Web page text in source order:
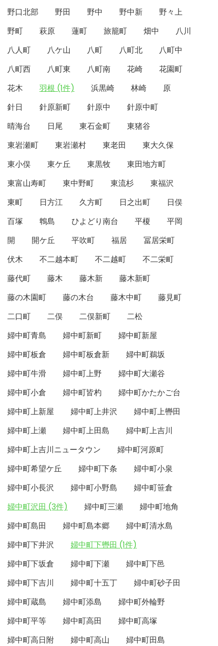
野口北部 野田 野中 野中新
野々上
野町
萩原 蓮町 旅籠町 畑中
八川
八人町
八ケ山 八町 八町北
八町中
八町西
八町東 八町南 花崎
花園町
花木
羽根 (1件) 浜黒崎 林崎
原
針日
針原新町 針原中
針原中町
晴海台
日尾 東石金町
東猪谷
東岩瀬町
東岩瀬村 東老田
東大久保
東小俣
東ケ丘 東黒牧
東田地方町
東富山寿町
東中野町 東流杉
東福沢
東町
日方江 久方町 日之出町
日俣
百塚
鵯島 ひよどり南台 平榎
平岡
開
開ケ丘 平吹町 福居
冨居栄町
伏木
不二越本町 不二越町
不二栄町
藤代町
藤木 藤木新
藤木新町
藤の木園町
藤の木台 藤木中町
藤見町
二口町
二俣 二俣新町
二松
婦中町青島
婦中町新町
婦中町新屋
婦中町板倉
婦中町板倉新
婦中町鵜坂
婦中町牛滑
婦中町上野
婦中町大瀬谷
婦中町小倉
婦中町皆杓
婦中町かたかご台
婦中町上新屋
婦中町上井沢
婦中町上轡田
婦中町上瀬
婦中町上田島
婦中町上吉川
婦中町上吉川ニュータウン
婦中町河原町
婦中町希望ケ丘
婦中町下条
婦中町小泉
婦中町小長沢
婦中町小野島
婦中町笹倉
婦中町沢田 (3件)
婦中町三瀬
婦中町地角
婦中町島田
婦中町島本郷
婦中町清水島
婦中町下井沢
婦中町下轡田 (1件)
婦中町下坂倉
婦中町下瀬
婦中町下邑
婦中町下吉川
婦中町十五丁
婦中町砂子田
婦中町蔵島
婦中町添島
婦中町外輪野
婦中町平等
婦中町高田
婦中町高塚
婦中町高日附
婦中町高山
婦中町田島